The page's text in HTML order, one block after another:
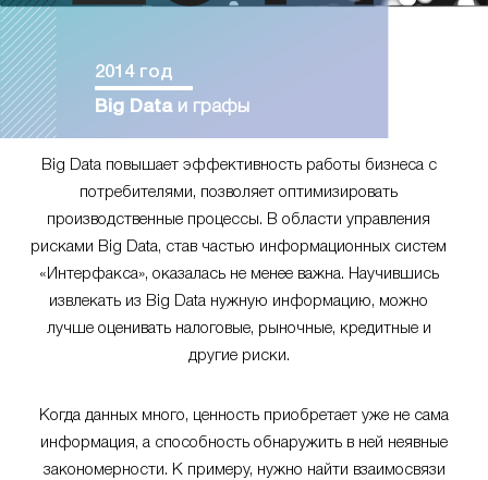
2014 год
Big Dataи графы
Big Data повышает эффективность работы бизнеса с
потребителями, позволяет оптимизировать
производственные процессы. В области управления
рисками Big Data, став частью информационных систем
«Интерфакса», оказалась не менее важна. Научившись
извлекать из Big Data нужную информацию, можно
лучше оценивать налоговые, рыночные, кредитные и
другие риски.
Когда данных много, ценность приобретает уже не сама
информация, а способность обнаружить в ней неявные
закономерности. К примеру, нужно найти взаимосвязи